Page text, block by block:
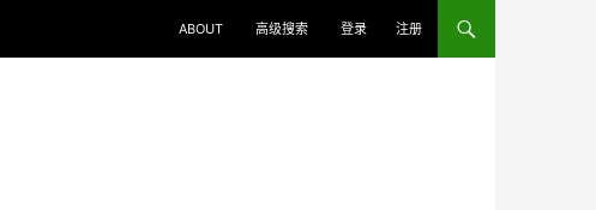
ABOUT 高级搜索 登录 注册